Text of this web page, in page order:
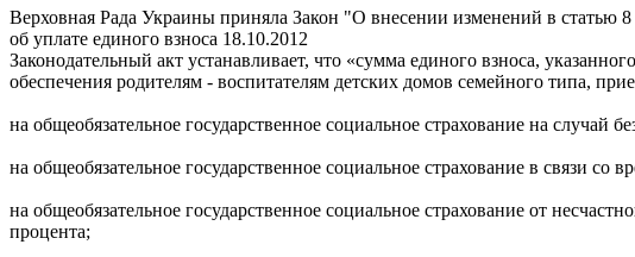
Верховная Рада Украины приняла Закон "О внесении изменений в статью 8
об уплате единого взноса 18.10.2012
Законодательный акт устанавливает, что «сумма единого взноса,
обеспечения родителям - воспитателям детских домов семейного типа,
на общеобязательное государственное социальное страхование на случай
на общеобязательное государственное социальное страхование в связи
на общеобязательное государственное социальное страхование от
процента;